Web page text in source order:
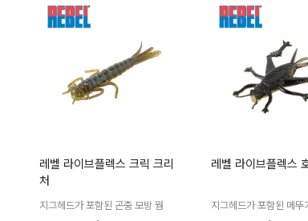
레벨 라이브플렉스 크릭 크리
처
지그헤드가 포함된 곤충 모방 웜
레벨 라이브플렉스
지그헤드가 포함된 메뚜